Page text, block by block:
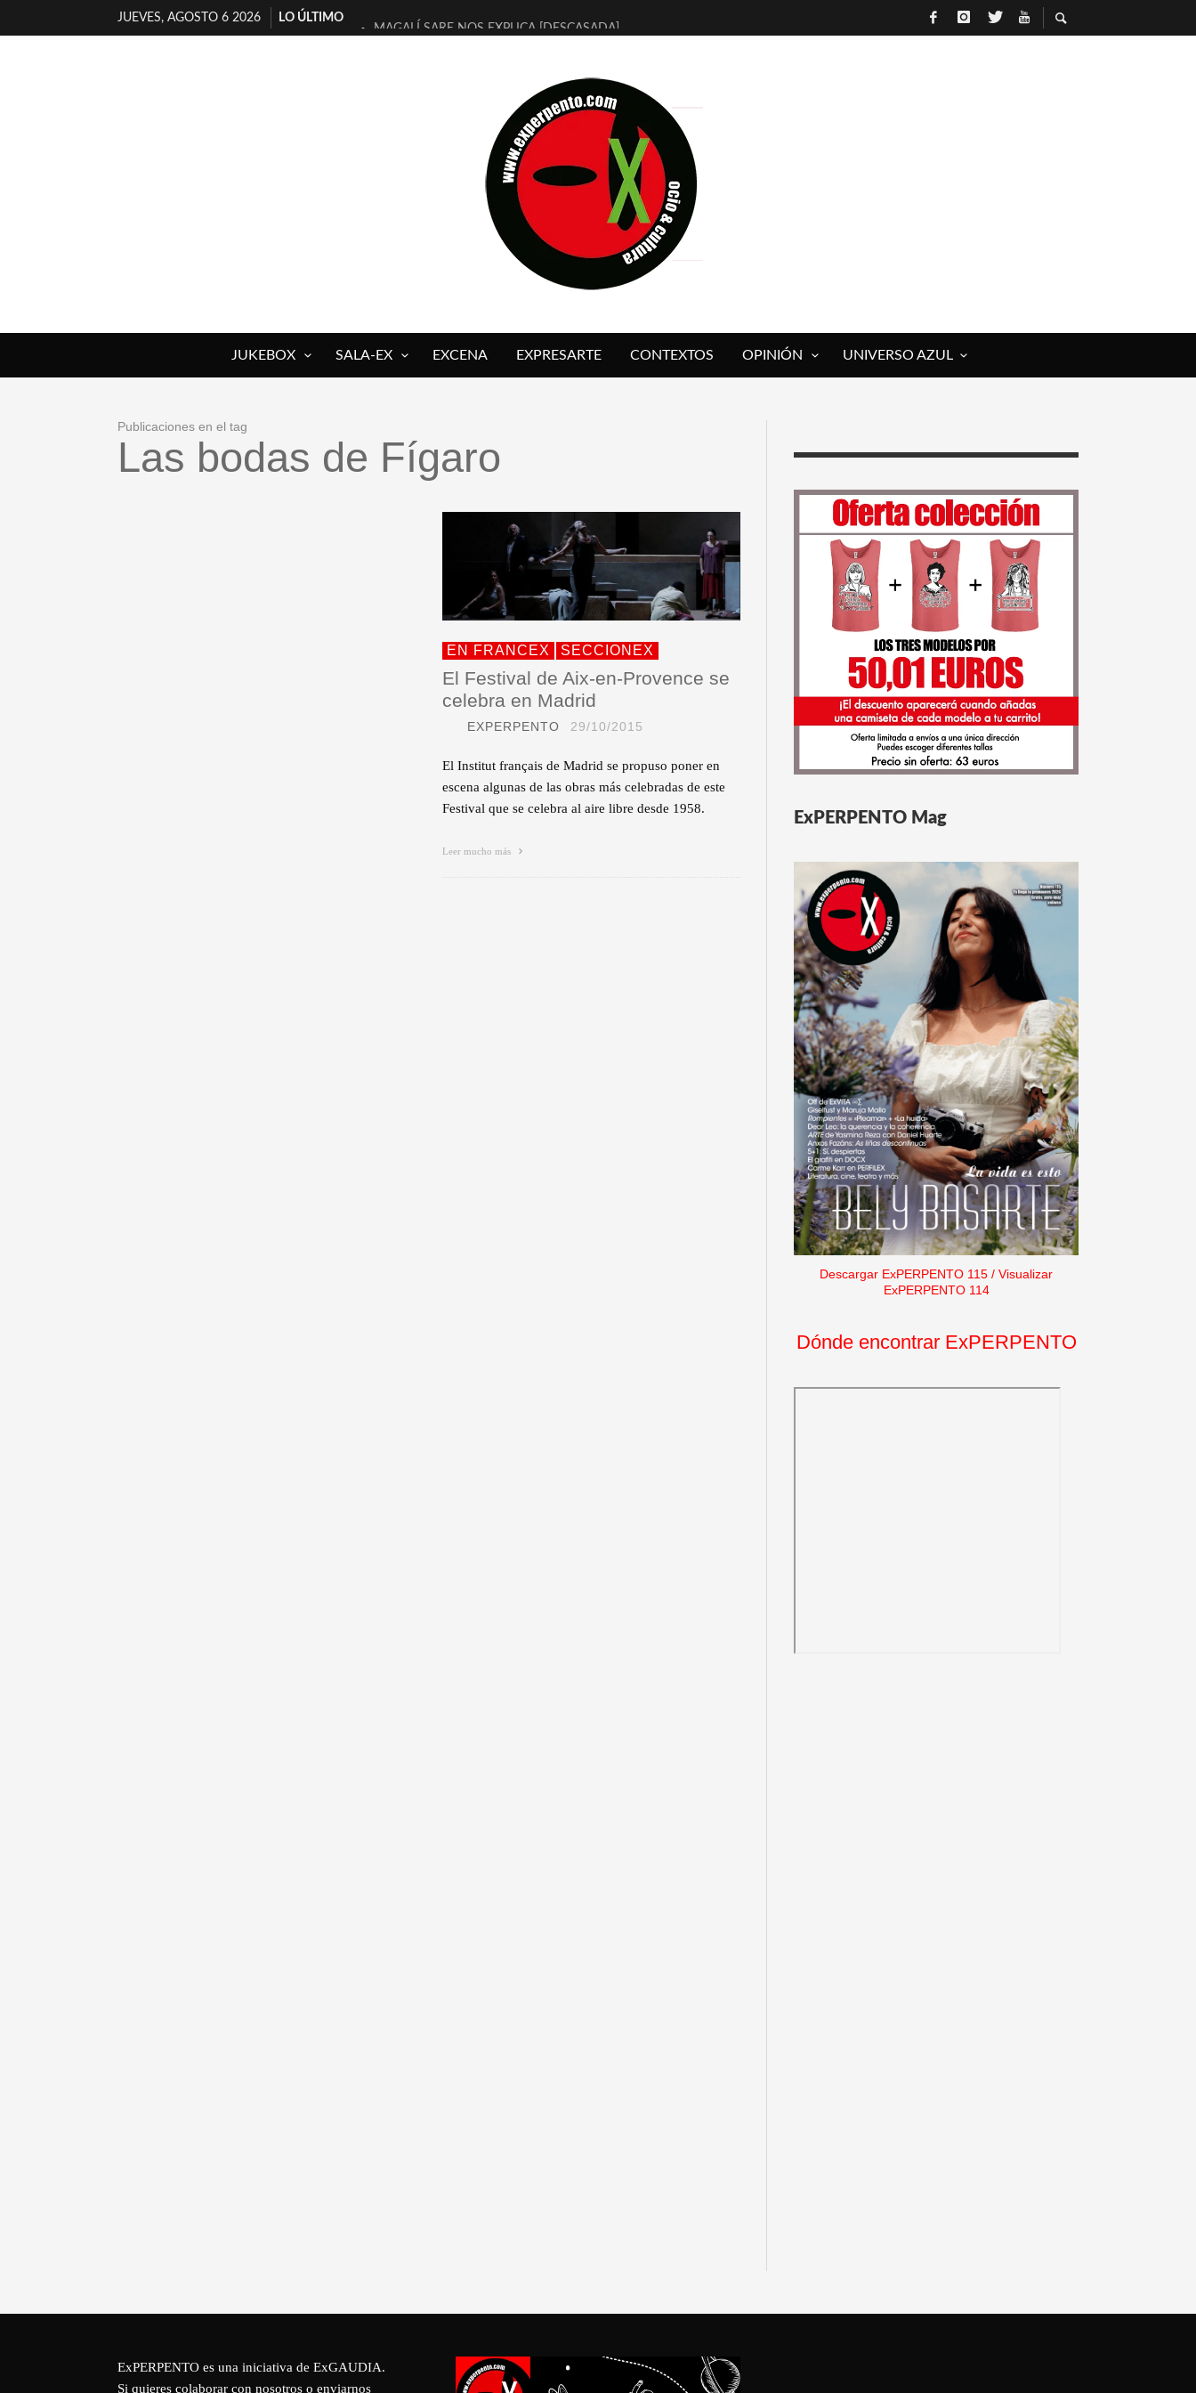
JUEVES, AGOSTO 6 2026
LO ÚLTIMO
MAGALÍ SARE NOS EXPLICA [DESCASADA]
[LA BOLA NEGRA] DE JAVIER CALVO Y JAVIER AMBROSSI
OSLO OVNIES LLEGAN CORRIENDO A ARANDA (SONORAMA Y COSQUÍN ROCK)
FÉLIX CALVO NOS PRESENTA [LAS PALMERAS] (NOVELA DE VAMPIROS VIVOS Y MUERTOS)
[EL SER QUERIDO] DE RODRIGO SOROGOYEN
ENTREVISTA A IVÁN HUMANES POR [EL LIBRO ROJO]
ARRABAL, ARRABAL, ARRABAL, ARRABEAUX
JUKEBOX SALA-EX EXCENA EXPRESARTE CONTEXTOS OPINIÓN UNIVERSO AZUL
Publicaciones en el tag
Las bodas de Fígaro
EN FRANCEX SECCIONEX
El Festival de Aix-en-Provence se
celebra en Madrid
EXPERPENTO 29/10/2015
El Institut français de Madrid se propuso poner en
escena algunas de las obras más celebradas de este
Festival que se celebra al aire libre desde 1958.
Leer mucho más
ExPERPENTO Mag
Descargar ExPERPENTO 115 / Visualizar
ExPERPENTO 114
Dónde encontrar ExPERPENTO
ExPERPENTO es una iniciativa de ExGAUDIA.
Si quieres colaborar con nosotros o enviarnos